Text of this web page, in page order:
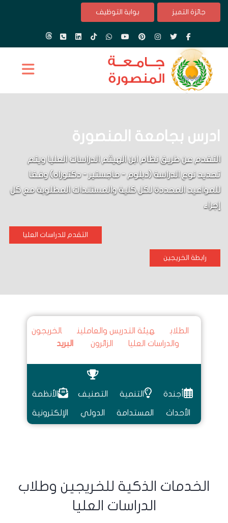
جائزة التميز بوابة التوظيف
ادرس بجامعة المنصورة
التقدم عن طريق نظام ابن الهيثم الدراسات العليا ويتم
تحديد نوع الدراسة (دبلوم - ماجستير - دكتوراه) وفقا
للمواعيد المحددة لكل كلية والمستندات المطلوبة مع كل
إجراء
التقدم للدراسات العليا
رابطة الخريجين
الطلاب هيئة التدريس والعاملين
الخريجون
والدراسات العليا
الزائرون البريد
أجندة
الأحداث
التنمية
المستدامة
التصنيف
الدولي
الأنظمة
الإلكترونية
الخدمات الذكية للخريجين وطلاب
الدراسات العليا